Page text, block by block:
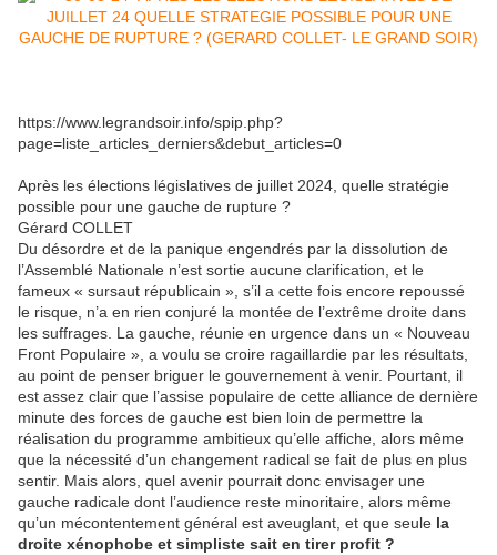
https://www.legrandsoir.info/spip.php?
page=liste_articles_derniers&debut_articles=0
Après les élections législatives de juillet 2024, quelle stratégie
possible pour une gauche de rupture ?
Gérard COLLET
Du désordre et de la panique engendrés par la dissolution de
l’Assemblé Nationale n’est sortie aucune clarification, et le
fameux « sursaut républicain », s’il a cette fois encore repoussé
le risque, n’a en rien conjuré la montée de l’extrême droite dans
les suffrages. La gauche, réunie en urgence dans un « Nouveau
Front Populaire », a voulu se croire ragaillardie par les résultats,
au point de penser briguer le gouvernement à venir. Pourtant, il
est assez clair que l’assise populaire de cette alliance de dernière
minute des forces de gauche est bien loin de permettre la
réalisation du programme ambitieux qu’elle affiche, alors même
que la nécessité d’un changement radical se fait de plus en plus
sentir. Mais alors, quel avenir pourrait donc envisager une
gauche radicale dont l’audience reste minoritaire, alors même
qu’un mécontentement général est aveuglant, et que seule la
droite xénophobe et simpliste sait en tirer profit ?